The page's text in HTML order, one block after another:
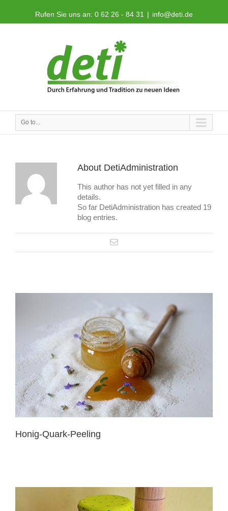
Rufen Sie uns an: 0 62 26 - 84 31 | info@deti.de
Go to...
About DetiAdministration
This author has not yet filled in any
details.
So far DetiAdministration has created 19
blog entries.
Honig-Quark-Peeling